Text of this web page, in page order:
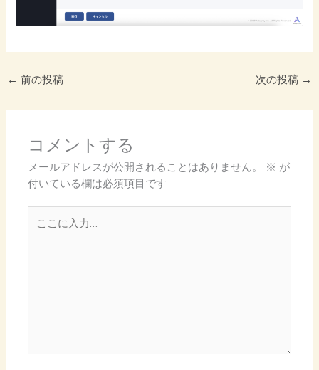
← 前の投稿 次の投稿 →
コメントする
メールアドレスが公開されることはありません。 ※ が
付いている欄は必須項目です
こ